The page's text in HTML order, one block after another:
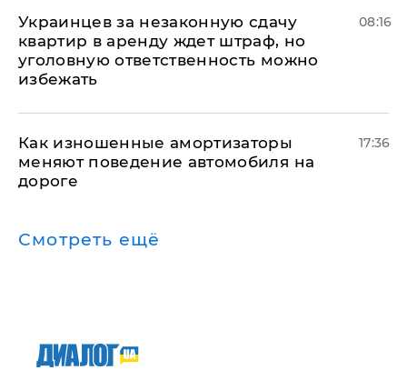
Украинцев за незаконную сдачу
квартир в аренду ждет штраф, но
уголовную ответственность можно
избежать
08:16
Как изношенные амортизаторы
меняют поведение автомобиля на
дороге
17:36
Смотреть ещё